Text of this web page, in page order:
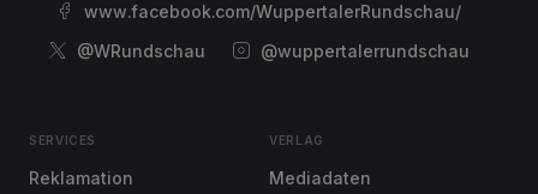
www.facebook.com/WuppertalerRundschau/
@WRundschau
@wuppertalerrundschau
SERVICES
Reklamation
VERLAG
Mediadaten